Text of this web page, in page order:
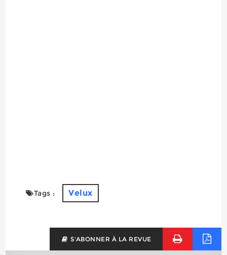
Tags : Velux
S'ABONNER À LA REVUE